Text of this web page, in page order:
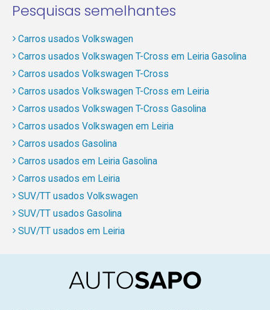
Pesquisas semelhantes
Carros usados Volkswagen
Carros usados Volkswagen T-Cross em Leiria Gasolina
Carros usados Volkswagen T-Cross
Carros usados Volkswagen T-Cross em Leiria
Carros usados Volkswagen T-Cross Gasolina
Carros usados Volkswagen em Leiria
Carros usados Gasolina
Carros usados em Leiria Gasolina
Carros usados em Leiria
SUV/TT usados Volkswagen
SUV/TT usados Gasolina
SUV/TT usados em Leiria